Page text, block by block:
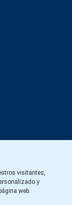
visitantes,
y
web.